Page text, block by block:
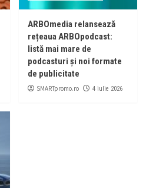
ARBOmedia relansează
rețeaua ARBOpodcast:
listă mai mare de
podcasturi și noi formate
de publicitate
SMARTpromo.ro 4 iulie 2026